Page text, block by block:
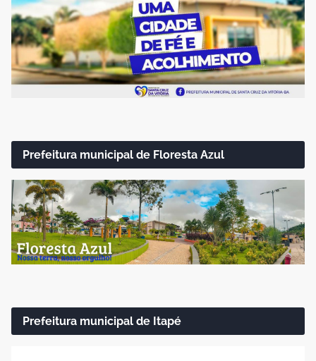
Prefeitura municipal de Floresta Azul
Prefeitura municipal de Itapé